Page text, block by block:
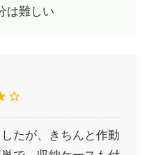
は難しい
たが、きちんと作動